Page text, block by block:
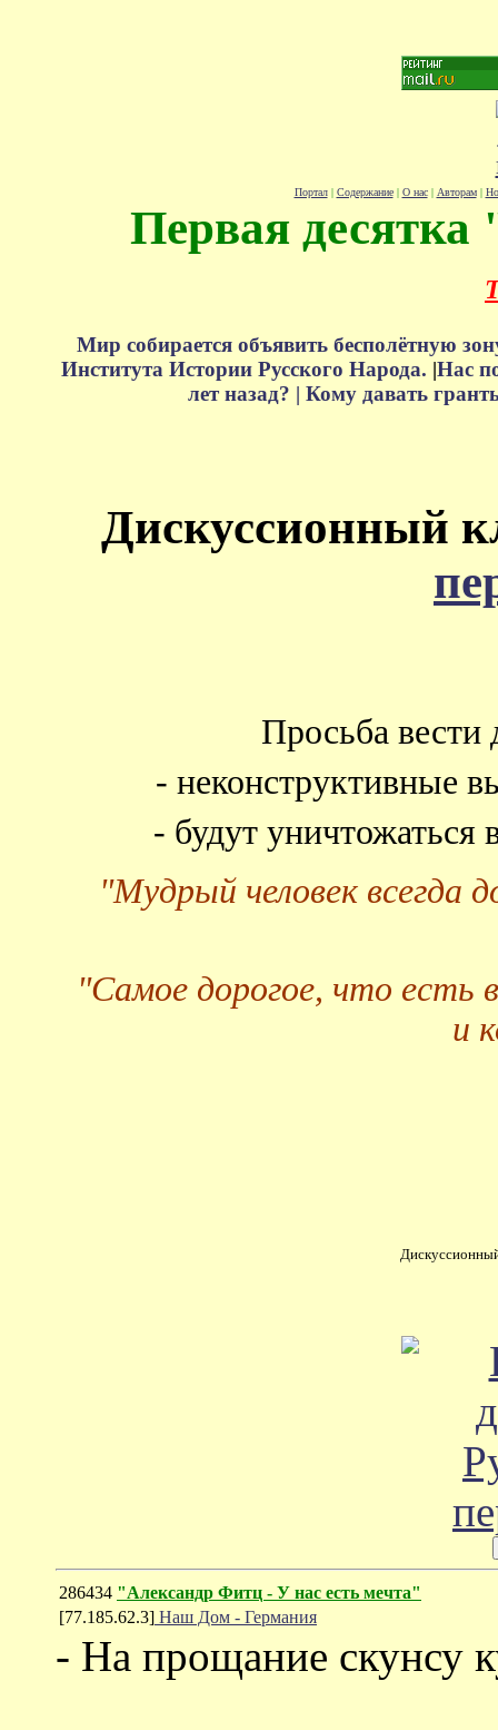
Портал| Содержание| О нас| Авторам|
Первая десятка
Мир собирается объявить бесполётную
Института Истории Русского Народа. |Нас
лет назад? | Кому давать
Дискуссионный
Просьба вести
- неконструктивные
- будут
"Мудрый человек всегда
"Самое дорогое, что есть
и
286434 "Александр Фитц - У нас есть мечта"
[77.185.62.3] Наш Дом - Германия
- На прощание скунсу